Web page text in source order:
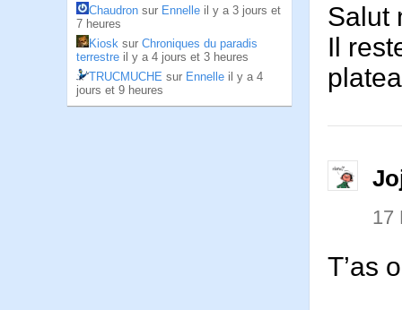
Chaudron sur Ennelle il y a 3 jours et
7 heures
Kiosk sur Chroniques du paradis
terrestre il y a 4 jours et 3 heures
TRUCMUCHE sur Ennelle il y a 4
jours et 9 heures
Salut
Il
17
T’as